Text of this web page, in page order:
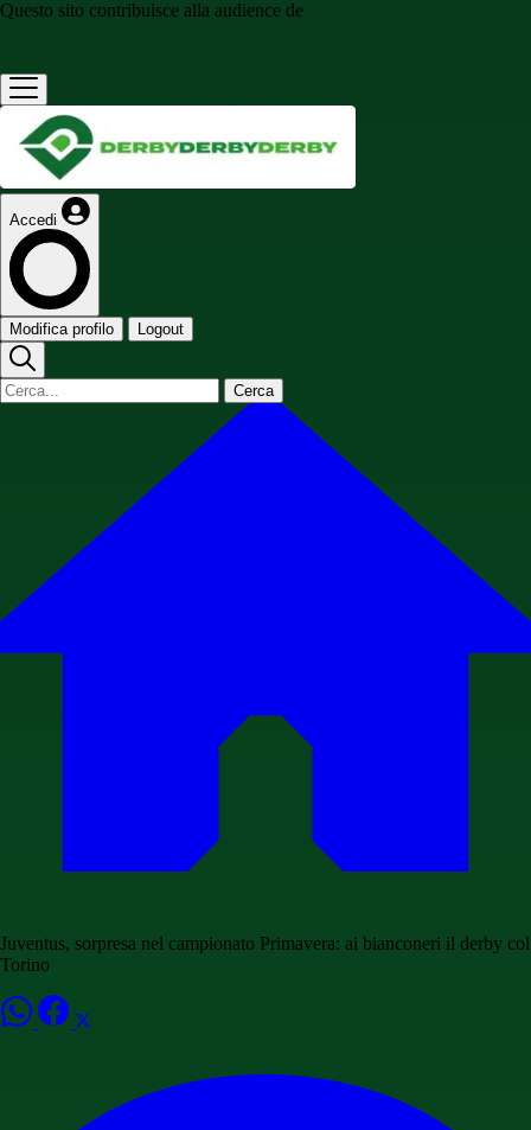
Questo sito contribuisce alla audience de
Accedi
Modifica profilo Logout
Cerca
Juventus, sorpresa nel campionato Primavera: ai bianconeri il derby col
Torino